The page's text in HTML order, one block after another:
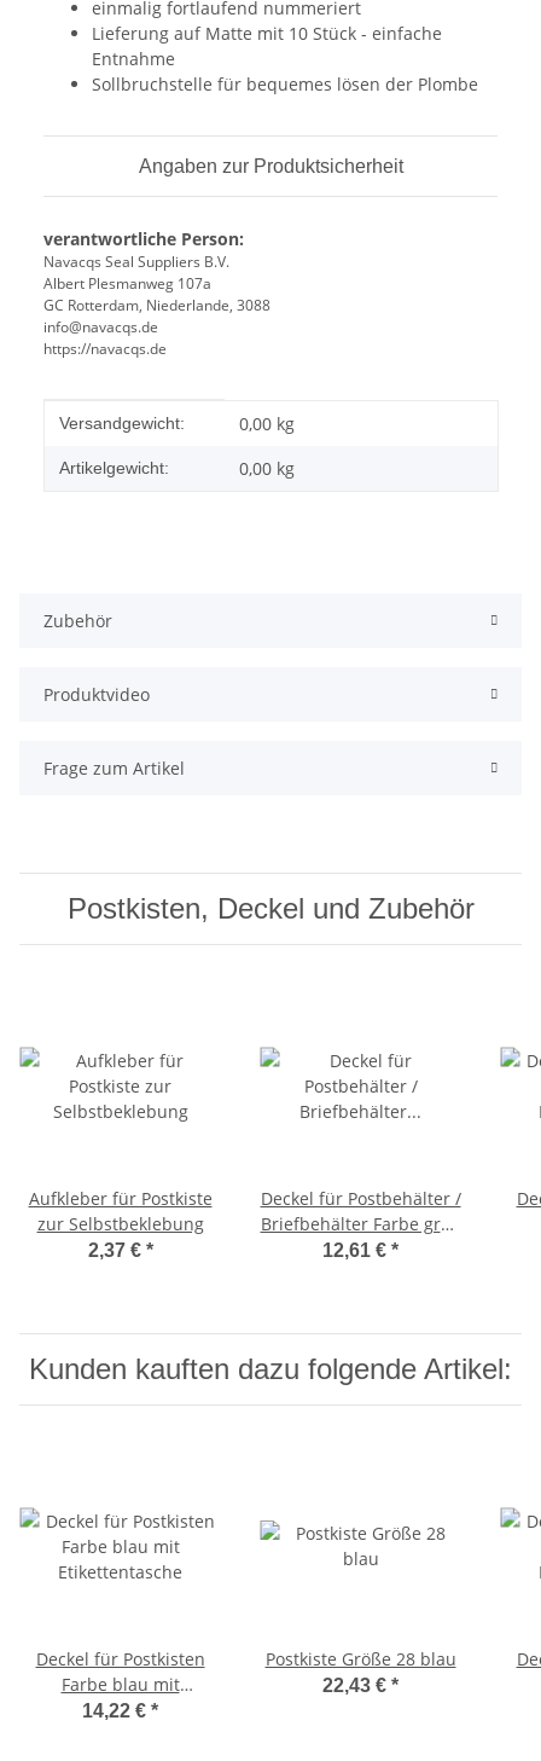
einmalig fortlaufend nummeriert
Lieferung auf Matte mit 10 Stück - einfache
Entnahme
Sollbruchstelle für bequemes lösen der Plombe
Angaben zur Produktsicherheit
verantwortliche Person:
Navacqs Seal Suppliers B.V.
Albert Plesmanweg 107a
GC Rotterdam, Niederlande, 3088
info@navacqs.de
https://navacqs.de
Produkteigenschaft
Wert
Versandgewicht: 0,00 kg
Artikelgewicht: 0,00 kg
Zubehör
Produktvideo
Frage zum Artikel
Postkisten, Deckel und Zubehör
Aufkleber für Postkiste
zur Selbstbeklebung
2,37 € *
Deckel für Postbehälter /
Briefbehälter Farbe grau
mit Einsteckfach
12,61 € *
Kunden kauften dazu folgende Artikel:
Deckel für Postkisten
Farbe blau mit
Etikettentasche
14,22 € *
Postkiste Größe 28 blau
22,43 € *